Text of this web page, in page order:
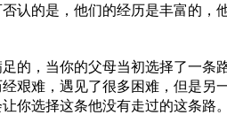
的是，他们的经历是丰富的，
，当你的父母当初选择了一条
艰难，遇见了很多困难，但是
你选择这条他没有走过的这条路。